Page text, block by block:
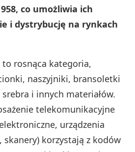
co umożliwia ich
i dystrybucję na rynkach
rosnąca kategoria,
naszyjniki, bransoletki
srebra i innych materiałów.
telekomunikacyjne
urządzenia
korzystają z kodów